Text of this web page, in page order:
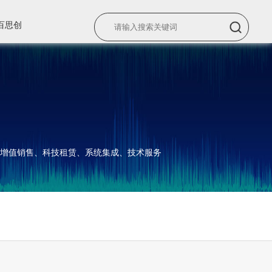
思创
值销售、科技租赁、系统集成、技术服务